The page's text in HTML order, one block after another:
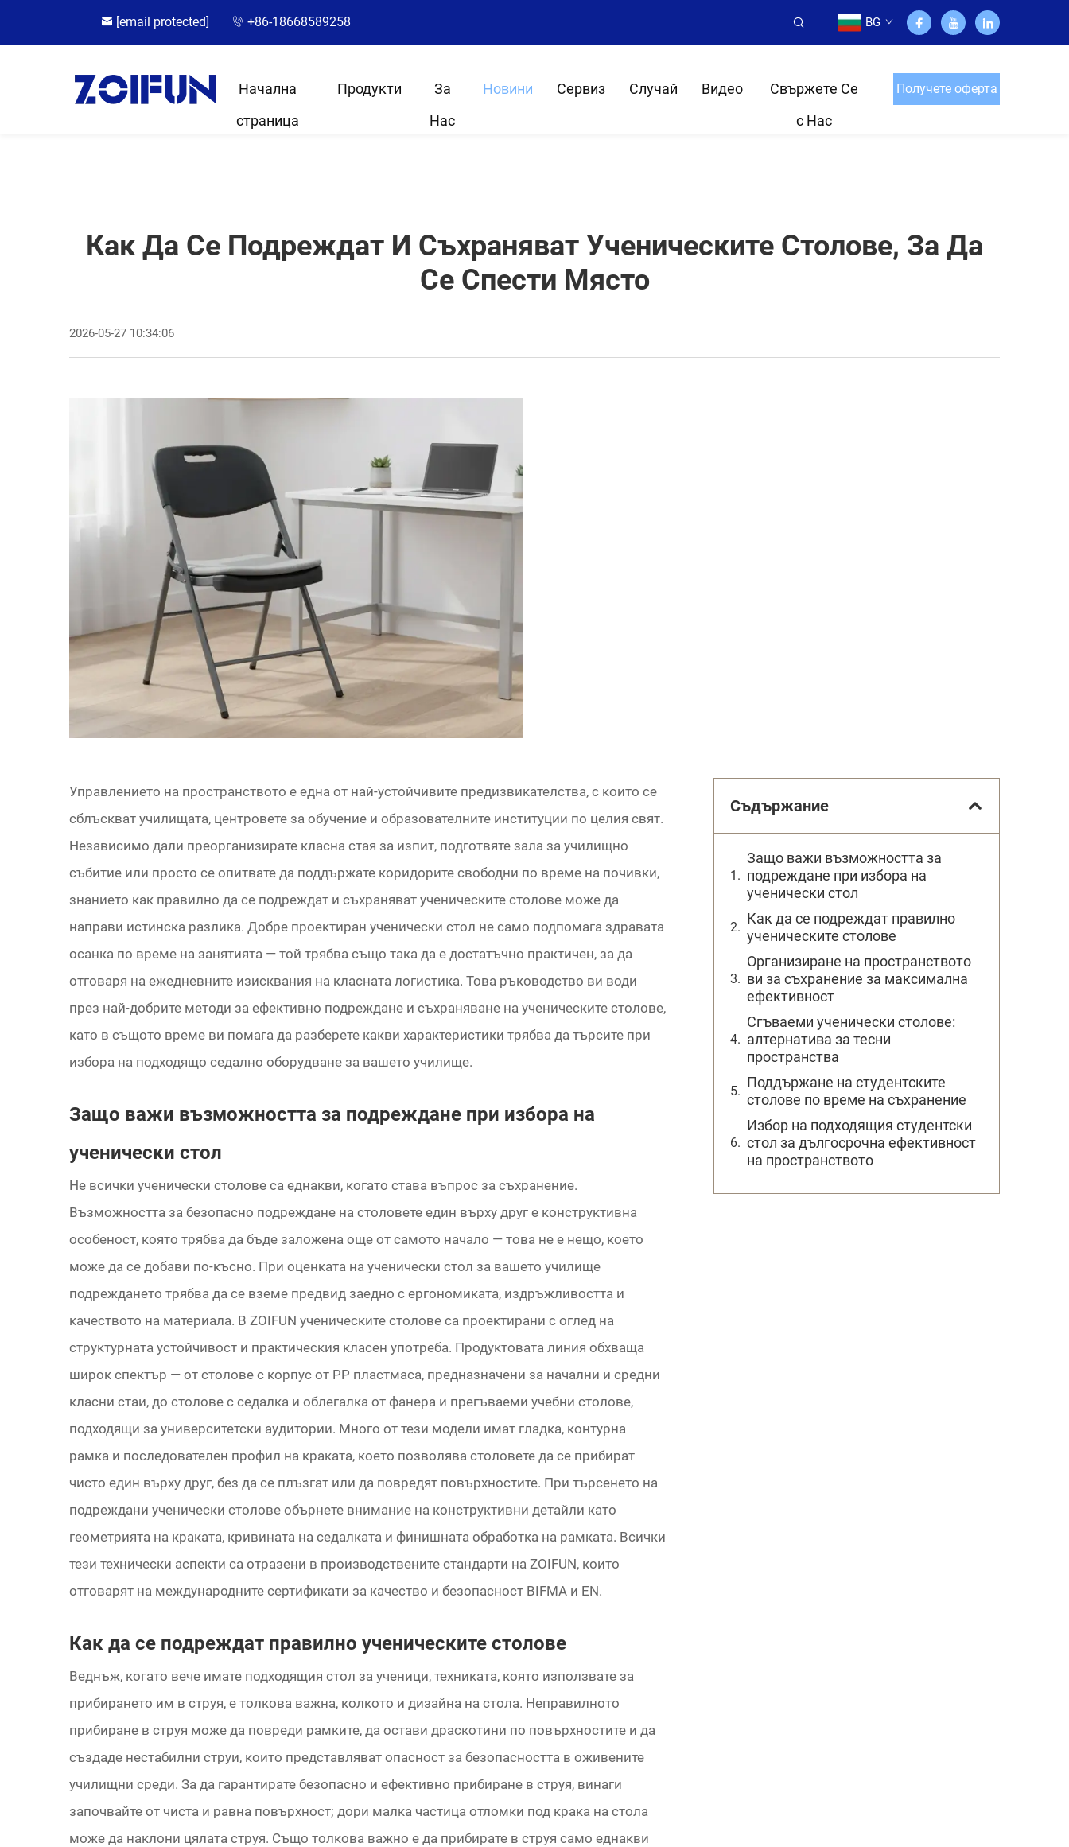
[email protected] +86-18668589258 BG
Начална
страница
Продукти
За
Нас
Новини Сервиз Случай Видео
Свържете Се
с Нас
Получете оферта
Как Да Се Подреждат И Съхраняват Ученическите Столове, За Да
Се Спести Място
2026-05-27 10:34:06
Управлението на пространството е една от най-устойчивите предизвикателства, с които се
сблъскват училищата, центровете за обучение и образователните институции по целия свят.
Независимо дали преорганизирате класна стая за изпит, подготвяте зала за училищно
събитие или просто се опитвате да поддържате коридорите свободни по време на почивки,
знанието как правилно да се подреждат и съхраняват ученическите столове може да
направи истинска разлика. Добре проектиран ученически стол не само подпомага здравата
осанка по време на занятията — той трябва също така да е достатъчно практичен, за да
отговаря на ежедневните изисквания на класната логистика. Това ръководство ви води
през най-добрите методи за ефективно подреждане и съхраняване на ученическите столове,
като в същото време ви помага да разберете какви характеристики трябва да търсите при
избора на подходящо седално оборудване за вашето училище.
Защо важи възможността за подреждане при избора на
ученически стол
Не всички ученически столове са еднакви, когато става въпрос за съхранение.
Възможността за безопасно подреждане на столовете един върху друг е конструктивна
особеност, която трябва да бъде заложена още от самото начало — това не е нещо, което
може да се добави по-късно. При оценката на ученически стол за вашето училище
подреждането трябва да се вземе предвид заедно с ергономиката, издръжливостта и
качеството на материала. В ZOIFUN ученическите столове са проектирани с оглед на
структурната устойчивост и практическия класен употреба. Продуктовата линия обхваща
широк спектър — от столове с корпус от PP пластмаса, предназначени за начални и средни
класни стаи, до столове с седалка и облегалка от фанера и прегъваеми учебни столове,
подходящи за университетски аудитории. Много от тези модели имат гладка, контурна
рамка и последователен профил на краката, което позволява столовете да се прибират
чисто един върху друг, без да се плъзгат или да повредят повърхностите. При търсенето на
подреждани ученически столове обърнете внимание на конструктивни детайли като
геометрията на краката, кривината на седалката и финишната обработка на рамката. Всички
тези технически аспекти са отразени в производствените стандарти на ZOIFUN, които
отговарят на международните сертификати за качество и безопасност BIFMA и EN.
Как да се подреждат правилно ученическите столове
Веднъж, когато вече имате подходящия стол за ученици, техниката, която използвате за
прибирането им в струя, е толкова важна, колкото и дизайна на стола. Неправилното
прибиране в струя може да повреди рамките, да остави драскотини по повърхностите и да
създаде нестабилни струи, които представляват опасност за безопасността в оживените
училищни среди. За да гарантирате безопасно и ефективно прибиране в струя, винаги
започвайте от чиста и равна повърхност; дори малка частица отломки под крака на стола
може да наклони цялата струя. Също толкова важно е да прибирате в струя само еднакви
Съдържание
Защо важи възможността за
подреждане при избора на
ученически стол
Как да се подреждат правилно
ученическите столове
Организиране на пространството
ви за съхранение за максимална
ефективност
Сгъваеми ученически столове:
алтернатива за тесни
пространства
Поддържане на студентските
столове по време на съхранение
Избор на подходящия студентски
стол за дългосрочна ефективност
на пространството